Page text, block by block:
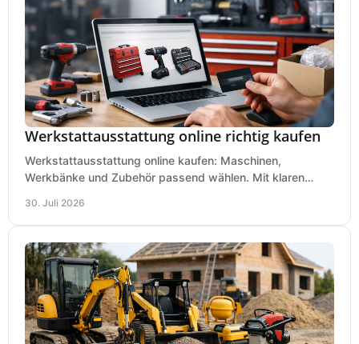
Werkstattausstattung online richtig kaufen
Werkstattausstattung online kaufen: Maschinen,
Werkbänke und Zubehör passend wählen. Mit klaren
30. Juli 2026